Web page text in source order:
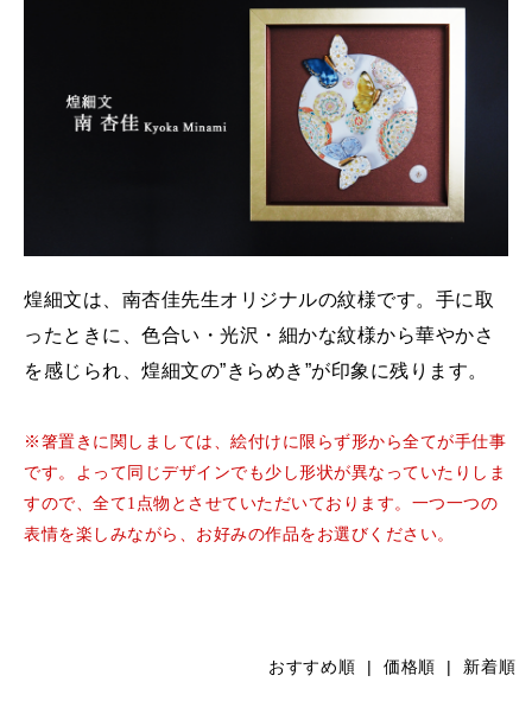
煌細文は、南杏佳先生オリジナルの紋様です。手に取
ったときに、色合い・光沢・細かな紋様から華やかさ
を感じられ、煌細文の”きらめき”が印象に残ります。
※箸置きに関しましては、絵付けに限らず形から全てが手仕事
です。よって同じデザインでも少し形状が異なっていたりしま
すので、全て1点物とさせていただいております。一つ一つの
表情を楽しみながら、お好みの作品をお選びください。
おすすめ順 | 価格順 | 新着順